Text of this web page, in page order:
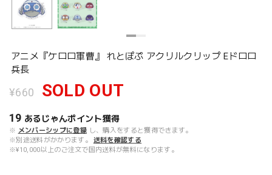
アニメ『ケロロ軍曹』 れとぽぷ アクリルクリップ Eドロロ
兵長
¥660 SOLD OUT
19 あるじゃんポイント獲得
※ メンバーシップに登録 し、購入をすると獲得できます。
※別途送料がかかります。
送料を確認する
※¥10,000以上のご注文で国内送料が無料になります。